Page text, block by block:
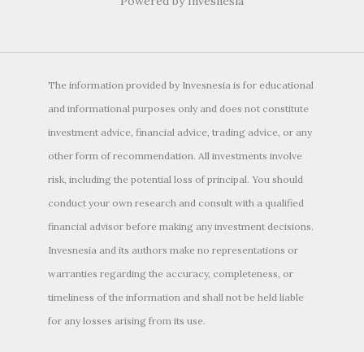
The information provided by Invesnesia is for educational
and informational purposes only and does not constitute
investment advice, financial advice, trading advice, or any
other form of recommendation. All investments involve
risk, including the potential loss of principal. You should
conduct your own research and consult with a qualified
financial advisor before making any investment decisions.
Invesnesia and its authors make no representations or
warranties regarding the accuracy, completeness, or
timeliness of the information and shall not be held liable
for any losses arising from its use.